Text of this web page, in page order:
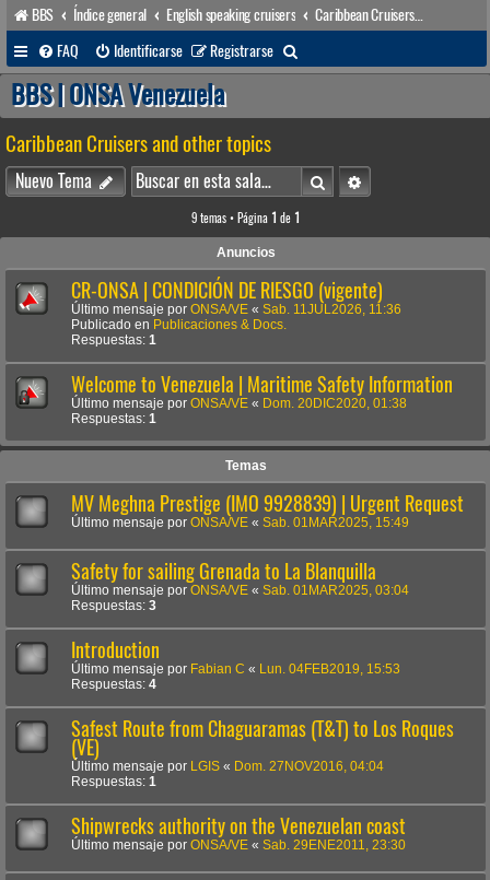
BBS Índice general English speaking cruisers
FAQ
Identificarse Registrarse
u
a
r
BBS | ONSA Venezuela
Caribbean Cruisers and other topics
Nuevo Tema BuscarBúsqueda avanzada
9 temas • Página 1 de 1
Anuncios
CR-ONSA | CONDICIÓN DE RIESGO (vigente)
Último mensaje por ONSA/VE « Sab. 11JUL2026, 11:36
Publicado en Publicaciones & Docs.
Respuestas: 1
Welcome to Venezuela | Maritime Safety Information
Último mensaje por ONSA/VE « Dom. 20DIC2020, 01:38
Respuestas: 1
Temas
MV Meghna Prestige (IMO 9928839) | Urgent Request
Último mensaje por ONSA/VE « Sab. 01MAR2025, 15:49
Safety for sailing Grenada to La Blanquilla
Último mensaje por ONSA/VE « Sab. 01MAR2025, 03:04
Respuestas: 3
Introduction
Último mensaje por Fabian C «
Lun. 04FEB2019, 15:53
Respuestas: 4
Safest Route from Chaguaramas (T&T) to Los Roques
(VE)
Último mensaje por LGIS « Dom. 27NOV2016, 04:04
Respuestas: 1
Shipwrecks authority on the Venezuelan coast
Último mensaje por ONSA/VE « Sab. 29ENE2011, 23:30